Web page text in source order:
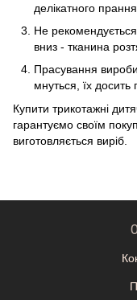
делікатного прання.
Не
вниз - тканина
Прасування
мнуться, їх
Купити трикотажні
гарантуємо своїм
виготовляється виріб.